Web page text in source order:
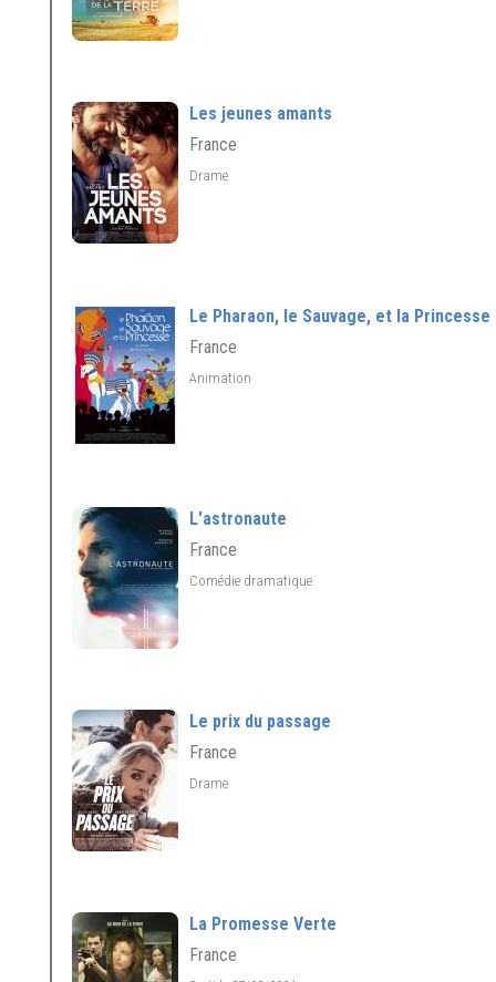
Les jeunes amants
France
Drame
Le Pharaon, le Sauvage, et la Princesse
France
Animation
L'astronaute
France
Comédie dramatique
Le prix du passage
France
Drame
La Promesse Verte
France